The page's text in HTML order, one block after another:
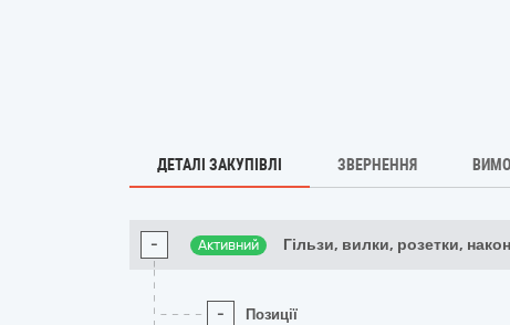
ДЕТАЛІ ЗАКУПІВЛІ ЗВЕРНЕННЯ
- Активний Гільзи, вилки, розетки,
- Позиції